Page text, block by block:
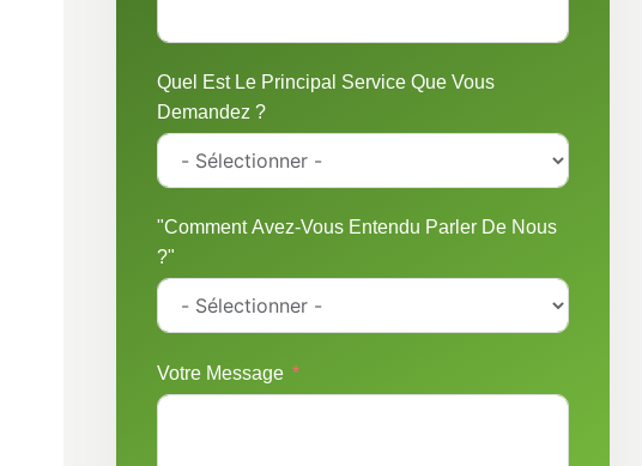
Quel Est Le Principal Service Que Vous
Demandez ?
"Comment Avez-Vous Entendu Parler De Nous
?"
Votre Message